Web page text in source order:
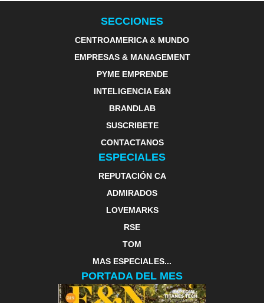
SECCIONES
CENTROAMERICA & MUNDO
EMPRESAS & MANAGEMENT
PYME EMPRENDE
INTELIGENCIA E&N
BRANDLAB
SUSCRIBETE
CONTACTANOS
ESPECIALES
REPUTACIÓN CA
ADMIRADOS
LOVEMARKS
RSE
TOM
MAS ESPECIALES...
PORTADA DEL MES